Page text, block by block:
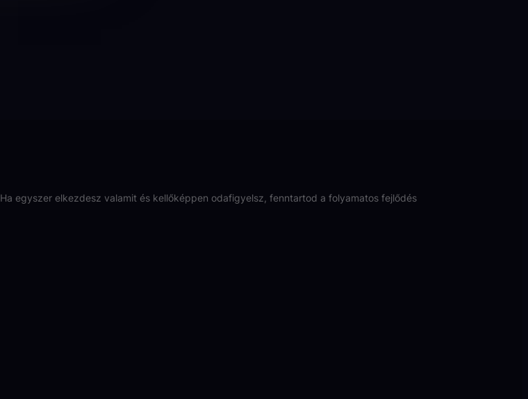
Ha egyszer elkezdesz valamit és kellőképpen odafigyelsz, fenntartod a folyamatos fejlődés